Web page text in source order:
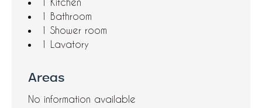
1 Bathroom
1 Shower room
1 Lavatory
Areas
No information available